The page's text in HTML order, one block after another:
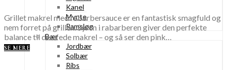
Kanel
Mynte
Ramsløg
Bær
Jordbær
Solbær
Ribs
Grillet makrel med rabarbersauce er en fantastisk smagfuld og
nem forret på grillen. Syren i rabarberen giver den perfekte
balance til den fede makrel – og så ser den pink…
SE MERE